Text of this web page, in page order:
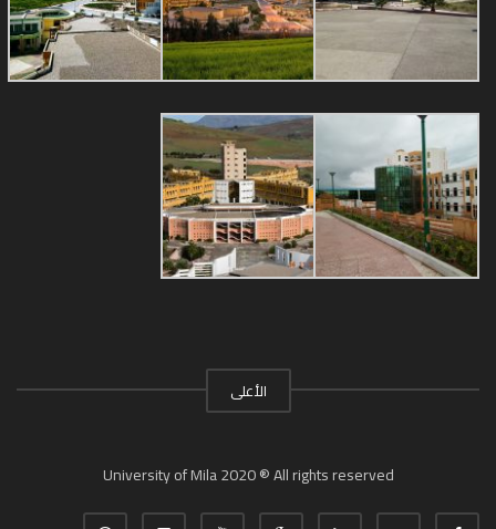
الأعلى
University of Mila 2020 ® All rights reserved